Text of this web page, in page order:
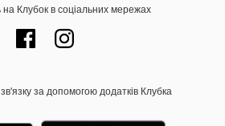
на Клубок в соціальних мережах
за допомогою додатків Клубка